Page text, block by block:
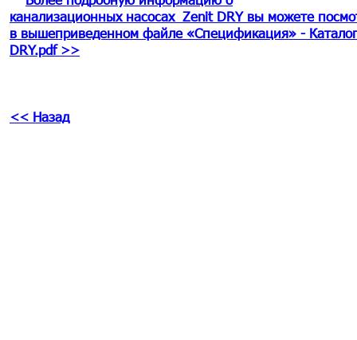
канализационных насосах Zenit DRY вы можете
в вышеприведенном файле «Спецификация» -
DRY.pdf >>
<< Назад